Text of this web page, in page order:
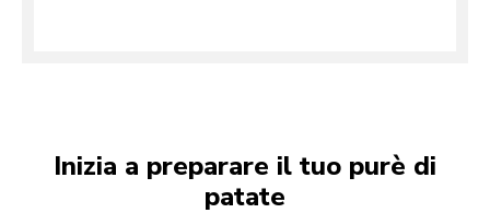
Inizia a preparare il tuo purè di
patate